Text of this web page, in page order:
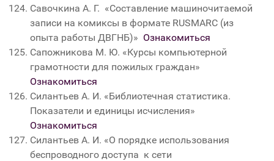
Савочкина А. Г. «Составление машиночитаемой
записи на комиксы в формате RUSMARC (из
опыта работы ДВГНБ)» Ознакомиться
Сапожникова М. Ю. «Курсы компьютерной
грамотности для пожилых граждан»
Ознакомиться
Силантьев А. И. «Библиотечная статистика.
Показатели и единицы исчисления»
Ознакомиться
Силантьев А. И. «О порядке использования
беспроводного доступа к сети